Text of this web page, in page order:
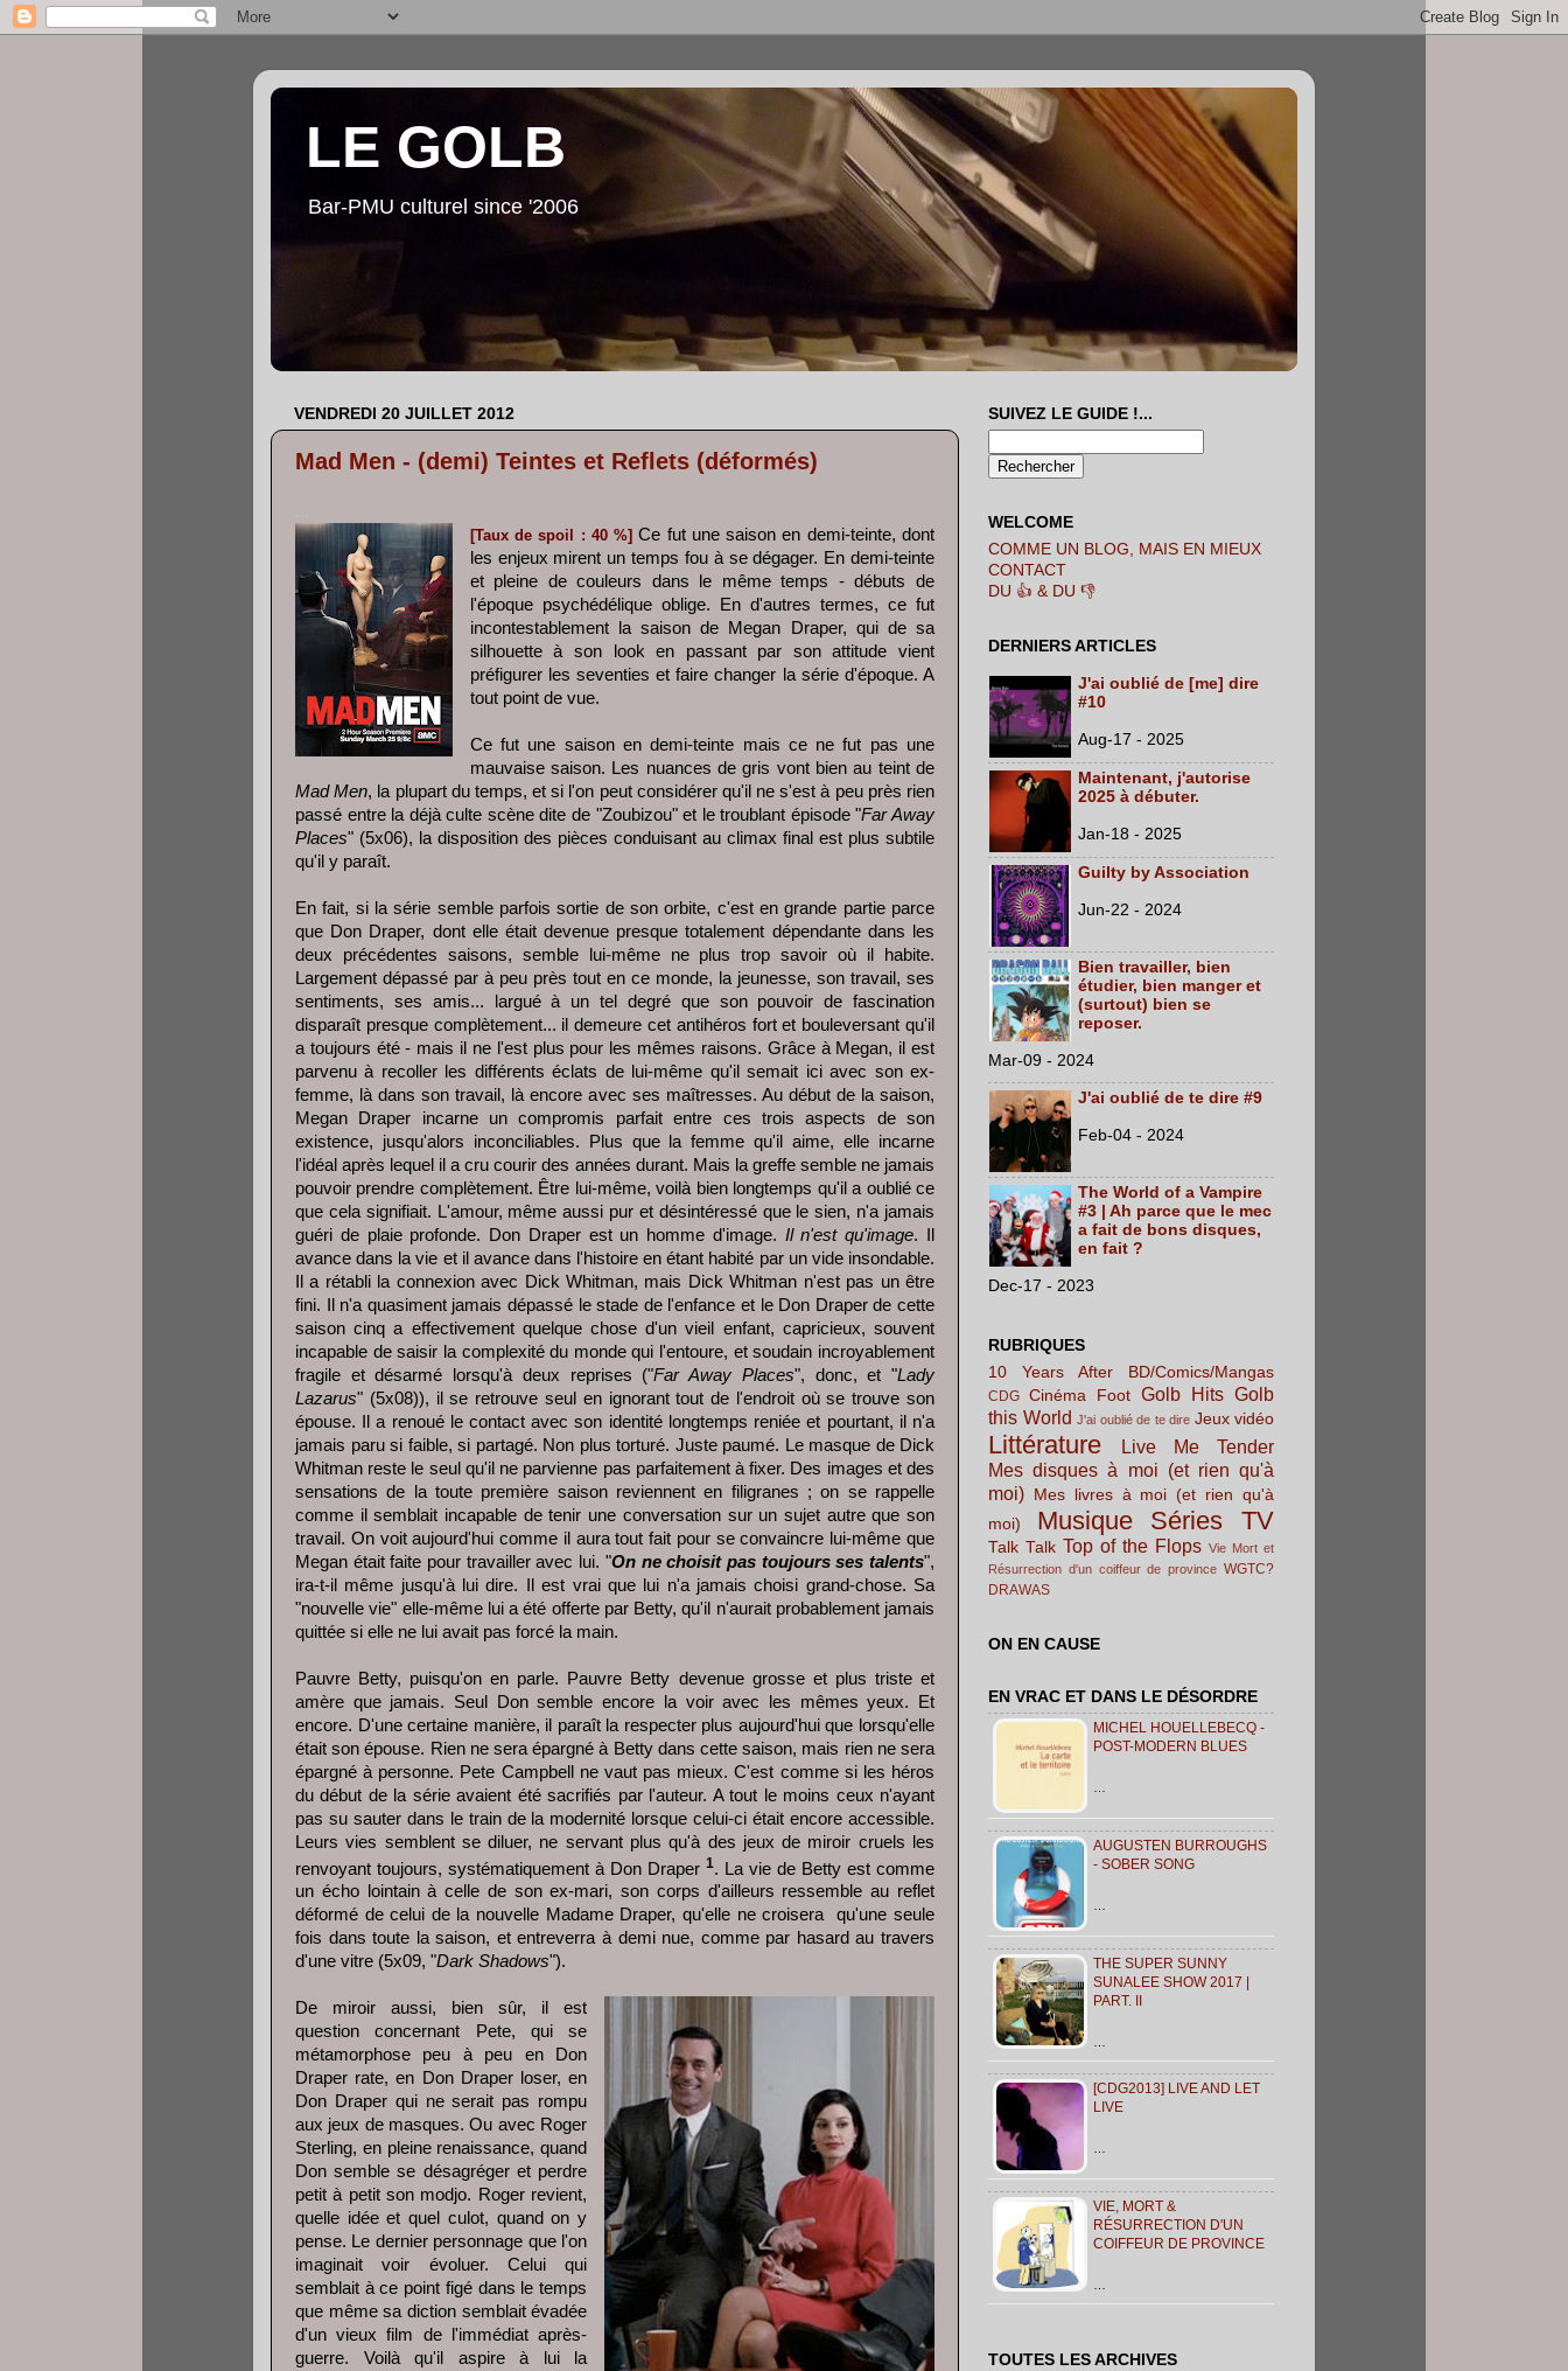
LE GOLB
Bar-PMU culturel since '2006
VENDREDI 20 JUILLET 2012
Mad Men - (demi) Teintes et Reflets (déformés)
[Taux de spoil : 40 %] Ce fut une saison en demi-teinte, dont
les enjeux mirent un temps fou à se dégager. En demi-teinte
et pleine de couleurs dans le même temps - débuts de
l'époque psychédélique oblige. En d'autres termes, ce fut
incontestablement la saison de Megan Draper, qui de sa
silhouette à son look en passant par son attitude vient
préfigurer les seventies et faire changer la série d'époque. A
tout point de vue.
Ce fut une saison en demi-teinte mais ce ne fut pas une
mauvaise saison. Les nuances de gris vont bien au teint de
Mad Men, la plupart du temps, et si l'on peut considérer qu'il ne s'est à peu près rien
passé entre la déjà culte scène dite de "Zoubizou" et le troublant épisode "Far Away
Places" (5x06), la disposition des pièces conduisant au climax final est plus subtile
qu'il y paraît.
En fait, si la série semble parfois sortie de son orbite, c'est en grande partie parce
que Don Draper, dont elle était devenue presque totalement dépendante dans les
deux précédentes saisons, semble lui-même ne plus trop savoir où il habite.
Largement dépassé par à peu près tout en ce monde, la jeunesse, son travail, ses
sentiments, ses amis... largué à un tel degré que son pouvoir de fascination
disparaît presque complètement... il demeure cet antihéros fort et bouleversant qu'il
a toujours été - mais il ne l'est plus pour les mêmes raisons. Grâce à Megan, il est
parvenu à recoller les différents éclats de lui-même qu'il semait ici avec son ex-
femme, là dans son travail, là encore avec ses maîtresses. Au début de la saison,
Megan Draper incarne un compromis parfait entre ces trois aspects de son
existence, jusqu'alors inconciliables. Plus que la femme qu'il aime, elle incarne
l'idéal après lequel il a cru courir des années durant. Mais la greffe semble ne jamais
pouvoir prendre complètement. Être lui-même, voilà bien longtemps qu'il a oublié ce
que cela signifiait. L'amour, même aussi pur et désintéressé que le sien, n'a jamais
guéri de plaie profonde. Don Draper est un homme d'image. Il n'est qu'image. Il
avance dans la vie et il avance dans l'histoire en étant habité par un vide insondable.
Il a rétabli la connexion avec Dick Whitman, mais Dick Whitman n'est pas un être
fini. Il n'a quasiment jamais dépassé le stade de l'enfance et le Don Draper de cette
saison cinq a effectivement quelque chose d'un vieil enfant, capricieux, souvent
incapable de saisir la complexité du monde qui l'entoure, et soudain incroyablement
fragile et désarmé lorsqu'à deux reprises ("Far Away Places", donc, et "Lady
Lazarus" (5x08)), il se retrouve seul en ignorant tout de l'endroit où se trouve son
épouse. Il a renoué le contact avec son identité longtemps reniée et pourtant, il n'a
jamais paru si faible, si partagé. Non plus torturé. Juste paumé. Le masque de Dick
Whitman reste le seul qu'il ne parvienne pas parfaitement à fixer. Des images et des
sensations de la toute première saison reviennent en filigranes ; on se rappelle
comme il semblait incapable de tenir une conversation sur un sujet autre que son
travail. On voit aujourd'hui comme il aura tout fait pour se convaincre lui-même que
Megan était faite pour travailler avec lui. "On ne choisit pas toujours ses talents",
ira-t-il même jusqu'à lui dire. Il est vrai que lui n'a jamais choisi grand-chose. Sa
"nouvelle vie" elle-même lui a été offerte par Betty, qu'il n'aurait probablement jamais
quittée si elle ne lui avait pas forcé la main.
Pauvre Betty, puisqu'on en parle. Pauvre Betty devenue grosse et plus triste et
amère que jamais. Seul Don semble encore la voir avec les mêmes yeux. Et
encore. D'une certaine manière, il paraît la respecter plus aujourd'hui que lorsqu'elle
était son épouse. Rien ne sera épargné à Betty dans cette saison, mais rien ne sera
épargné à personne. Pete Campbell ne vaut pas mieux. C'est comme si les héros
du début de la série avaient été sacrifiés par l'auteur. A tout le moins ceux n'ayant
pas su sauter dans le train de la modernité lorsque celui-ci était encore accessible.
Leurs vies semblent se diluer, ne servant plus qu'à des jeux de miroir cruels les
renvoyant toujours, systématiquement à Don Draper 1. La vie de Betty est comme
un écho lointain à celle de son ex-mari, son corps d'ailleurs ressemble au reflet
déformé de celui de la nouvelle Madame Draper, qu'elle ne croisera qu'une seule
fois dans toute la saison, et entreverra à demi nue, comme par hasard au travers
d'une vitre (5x09, "Dark Shadows").
De miroir aussi, bien sûr, il est
question concernant Pete, qui se
métamorphose peu à peu en Don
Draper rate, en Don Draper loser, en
Don Draper qui ne serait pas rompu
aux jeux de masques. Ou avec Roger
Sterling, en pleine renaissance, quand
Don semble se désagréger et perdre
petit à petit son modjo. Roger revient,
quelle idée et quel culot, quand on y
pense. Le dernier personnage que l'on
imaginait voir évoluer. Celui qui
semblait à ce point figé dans le temps
que même sa diction semblait évadée
d'un vieux film de l'immédiat après-
guerre. Voilà qu'il aspire à lui la
SUIVEZ LE GUIDE !...
WELCOME
COMME UN BLOG, MAIS EN MIEUX
CONTACT
DU 👍 & DU 👎
DERNIERS ARTICLES
J'ai oublié de [me] dire
#10
Aug-17 - 2025
Maintenant, j'autorise
2025 à débuter.
Jan-18 - 2025
Guilty by Association
Jun-22 - 2024
Bien travailler, bien
étudier, bien manger et
(surtout) bien se
reposer.
Mar-09 - 2024
J'ai oublié de te dire #9
Feb-04 - 2024
The World of a Vampire
#3 | Ah parce que le mec
a fait de bons disques,
en fait ?
Dec-17 - 2023
RUBRIQUES
10 Years After
BD/Comics/Mangas
CDG Cinéma Foot Golb Hits Golb
this World J'ai oublié de te dire Jeux vidéo
Littérature
Live Me Tender
Mes disques à moi (et rien qu'à
moi) Mes livres à moi (et rien qu'à
moi)
Musique Séries TV
Talk Talk Top of the Flops Vie Mort et
Résurrection d'un coiffeur de province WGTC?
DRAWAS
ON EN CAUSE
EN VRAC ET DANS LE DÉSORDRE
MICHEL HOUELLEBECQ -
POST-MODERN BLUES
AUGUSTEN BURROUGHS
- SOBER SONG
THE SUPER SUNNY
SUNALEE SHOW 2017 |
PART. II
[CDG2013] LIVE AND LET
LIVE
VIE, MORT &
RÉSURRECTION D'UN
COIFFEUR DE PROVINCE
TOUTES LES ARCHIVES